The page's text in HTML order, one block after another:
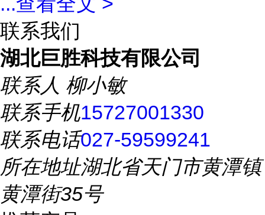
联系我们
湖北巨胜科技有限公司
联系人 柳小敏
联系手机15727001330
联系电话027-59599241
所在地址湖北省天门市黄潭镇
黄潭街35号